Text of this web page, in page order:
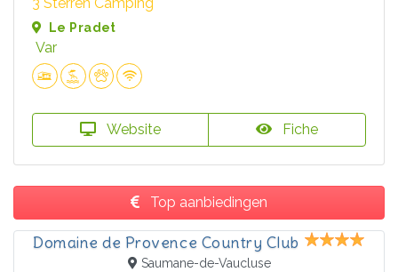
3 Sterren Camping
Le Pradet
Var
Website Fiche
Top aanbiedingen
Domaine de Provence Country Club
Saumane-de-Vaucluse